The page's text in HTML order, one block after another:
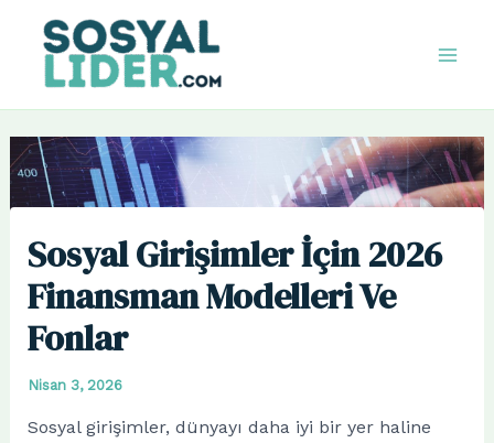
Sosyal Girişimler İçin 2026
Finansman Modelleri Ve
Fonlar
Nisan 3, 2026
Sosyal girişimler, dünyayı daha iyi bir yer haline